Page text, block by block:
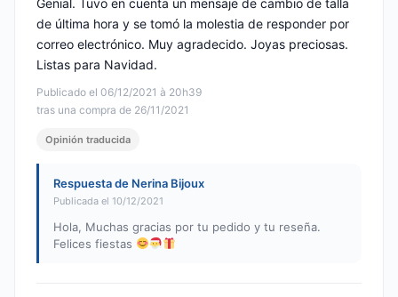
Publicado el 06/12/2021 à 20h39
tras una compra de 26/11/2021
Genial. Tuvo en cuenta un mensaje de cambio de talla
de última hora y se tomó la molestia de responder por
correo electrónico. Muy agradecido. Joyas preciosas.
Listas para Navidad.
Opinión traducida
Respuesta de Nerina Bijoux
Publicada el 10/12/2021
Hola, Muchas gracias por tu pedido y tu reseña.
Felices fiestas